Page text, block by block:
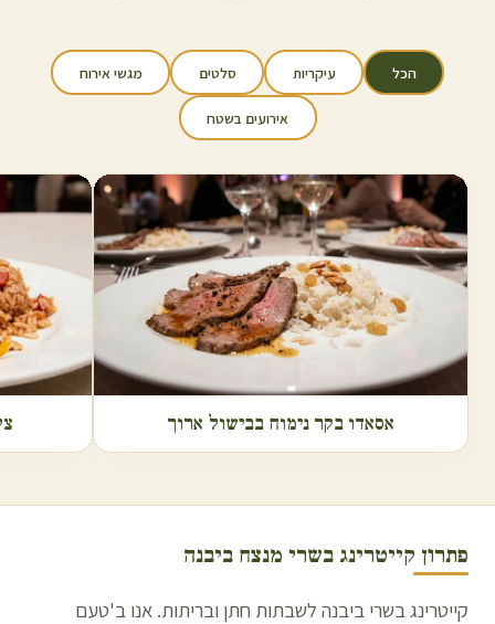
הכל עיקריות סלטים מגשי אירוח
אירועים בשטח
אסאדו בקר נימוח בבישול ארוך
פתרון קייטרינג בשרי מנצח ביבנה
קייטרינג בשרי ביבנה לשבתות חתן ובריתות. אנו ב'טעם